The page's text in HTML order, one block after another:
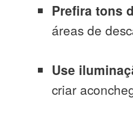
Prefira tons
áreas de
Use
criar